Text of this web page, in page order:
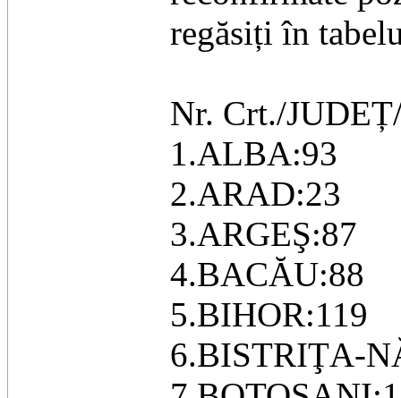
regăsiți în
Nr. Crt./
1.ALBA:93
2.ARAD:23
3.ARGEŞ:87
4.BACĂU:88
5.BIHOR:119
6.BISTRIŢA-